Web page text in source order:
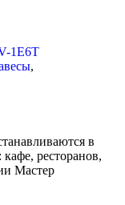
1E6T
,
в
ресторанов,
Мастер